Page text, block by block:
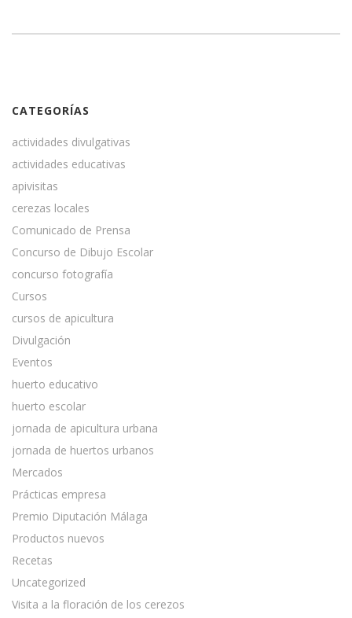
CATEGORÍAS
actividades divulgativas
actividades educativas
apivisitas
cerezas locales
Comunicado de Prensa
Concurso de Dibujo Escolar
concurso fotografía
Cursos
cursos de apicultura
Divulgación
Eventos
huerto educativo
huerto escolar
jornada de apicultura urbana
jornada de huertos urbanos
Mercados
Prácticas empresa
Premio Diputación Málaga
Productos nuevos
Recetas
Uncategorized
Visita a la floración de los cerezos